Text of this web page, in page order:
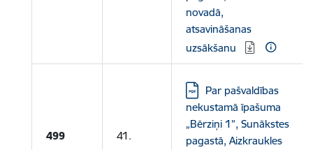
novadā,
atsavināšanas
uzsākšanu
499 41.
Lejupielādēt:
Par pašvaldības
nekustamā īpašuma
„Bērziņi 1”, Sunākstes
pagastā, Aizkraukles